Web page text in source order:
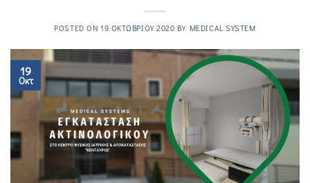
POSTED ON 19 ΟΚΤΩΒΡΊΟΥ 2020 BY MEDICAL SYSTEM
19
Οκτ